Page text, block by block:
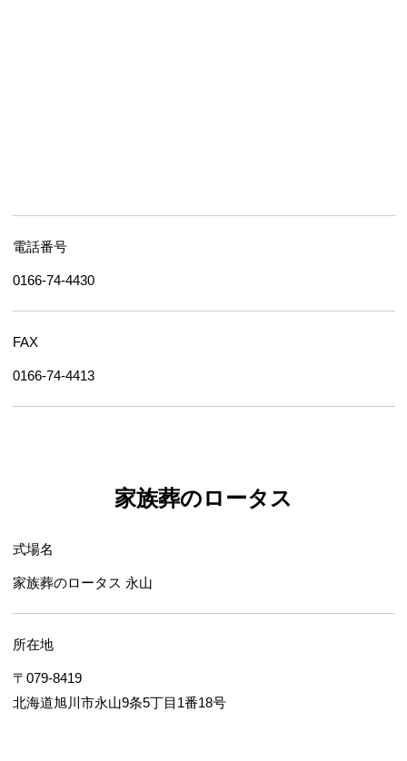
電話番号
0166-74-4430
FAX
0166-74-4413
家族葬のロータス
式場名
家族葬のロータス 永山
所在地
〒079-8419
北海道旭川市永山9条5丁目1番18号